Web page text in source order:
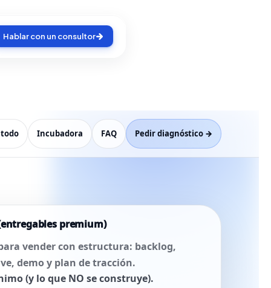
Hablar con un consultor
Incubadora FAQ Pedir diagnóstico →
premium)
vender con estructura: backlog,
demo y plan de tracción.
(y lo que NO se construye).